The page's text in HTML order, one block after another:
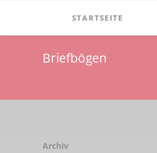
STARTSEITE
Vorstand
Briefbögen
Navigation
Archiv